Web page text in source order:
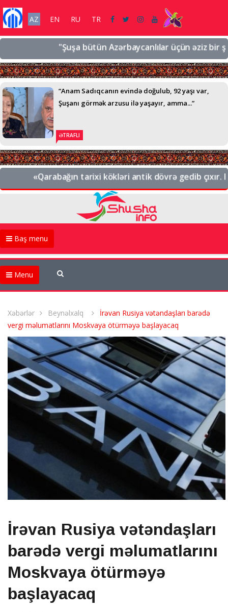
AZ EN RU TR
"Şuşa bütün Azərbaycanlılar üçün əziz bir
“Anam Sadıqcanın evində doğulub, 92 yaşı var,
Şuşanı görmək arzusu ilə yaşayır, amma...”
ƏTRAFLI
«Qarabağın tarixi kökləri antik dövrə gedib çıxır.
Baş menu
Menu
Xəbərlər Beynəlxalq
İrəvan Rusiya vətəndaşları barədə
vergi məlumatlarını Moskvaya ötürməyə başlayacaq
İrəvan Rusiya vətəndaşları
barədə vergi məlumatlarını
Moskvaya ötürməyə
başlayacaq